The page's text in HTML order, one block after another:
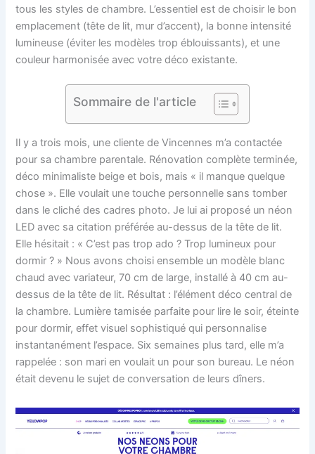
tous les styles de chambre. L’essentiel est de choisir le bon
emplacement (tête de lit, mur d’accent), la bonne intensité
lumineuse (éviter les modèles trop éblouissants), et une
couleur harmonisée avec votre déco existante.
Sommaire de l'article
Il y a trois mois, une cliente de Vincennes m’a contactée
pour sa chambre parentale. Rénovation complète terminée,
déco minimaliste beige et bois, mais « il manque quelque
chose ». Elle voulait une touche personnelle sans tomber
dans le cliché des cadres photo. Je lui ai proposé un néon
LED avec sa citation préférée au-dessus de la tête de lit.
Elle hésitait : « C’est pas trop ado ? Trop lumineux pour
dormir ? » Nous avons choisi ensemble un modèle blanc
chaud avec variateur, 70 cm de large, installé à 40 cm au-
dessus de la tête de lit. Résultat : l’élément déco central de
la chambre. Lumière tamisée parfaite pour lire le soir, éteinte
pour dormir, effet visuel sophistiqué qui personnalise
instantanément l’espace. Six semaines plus tard, elle m’a
rappelée : son mari en voulait un pour son bureau. Le néon
était devenu le sujet de conversation de leurs dîners.